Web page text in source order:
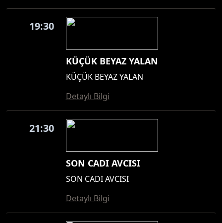
19:30
KÜÇÜK BEYAZ YALAN
KÜÇÜK BEYAZ YALAN
Detaylı Bilgi
21:30
SON CADI AVCISI
SON CADI AVCISI
Detaylı Bilgi